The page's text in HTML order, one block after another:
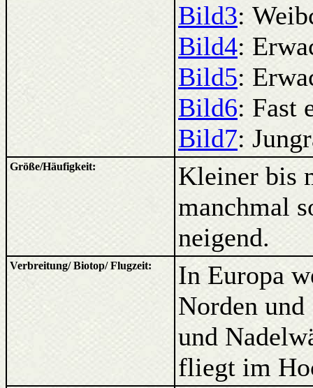
Bild3:
Bild4:
Bild5:
Bild6: Fast
Bild7:
Größe/Häufigkeit:
Kleiner bis
manchmal
neigend.
Verbreitung/ Biotop/ Flugzeit:
In Europa
Norden und
und
fliegt im